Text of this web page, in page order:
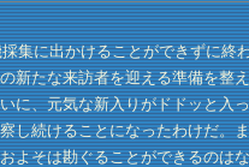
に出かけることができずに終
新たな来訪者を迎える準備を
に、元気な新入りがドドッと
し続けることになったわけだ
よそは勘ぐることができるのは